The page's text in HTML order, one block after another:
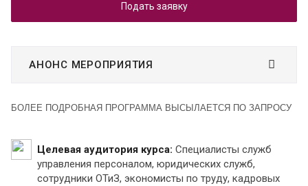
Подать заявку
АНОНС МЕРОПРИЯТИЯ
БОЛЕЕ ПОДРОБНАЯ ПРОГРАММА ВЫСЫЛАЕТСЯ ПО ЗАПРОСУ
Целевая аудитория курса: Специалисты служб
управления персоналом, юридических служб,
сотрудники ОТиЗ, экономисты по труду, кадровых